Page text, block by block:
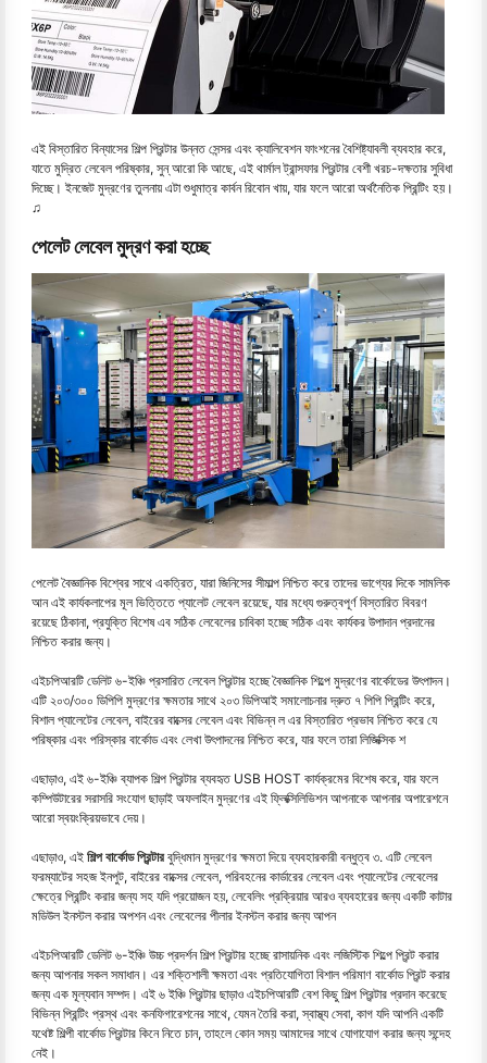
এই বিস্তারিত বিন্যাসের শিল্প প্রিন্টার উন্নত সেন্সর এবং ক্যালিবেশন ফাংশনের বৈশিষ্ট্যাবলী ব্যবহার করে,
যাতে মুদ্রিত লেবেল পরিষ্কার, সুন্ আরো কি আছে, এই থার্মাল ট্রান্সফার প্রিন্টার বেশী খরচ-দক্ষতার সুবিধা
দিচ্ছে। ইনজেট মুদ্রণের তুলনায় এটা শুধুমাত্র কার্বন রিবোন খায়, যার ফলে আরো অর্থনৈতিক প্রিন্টিং হয়।
♫
পেলেট লেবেল মুদ্রণ করা হচ্ছে
পেলেট বৈজ্ঞানিক বিশ্বের সাথে একত্রিত, যারা জিনিসের সীমাল্প নিশ্চিত করে তাদের ভাগ্যের দিকে সামলিক
আন এই কার্যকলাপের মূল ভিত্তিতে প্যালেট লেবেল রয়েছে, যার মধ্যে গুরুত্বপূর্ণ বিস্তারিত বিবরণ
রয়েছে ঠিকানা, প্রযুক্তি বিশেষ এব সঠিক লেবেলের চাবিকা হচ্ছে সঠিক এবং কার্যকর উপাদান প্রদানের
নিশ্চিত করার জন্য।
এইচপিআরটি ডেলিট ৬-ইঞ্চি প্রসারিত লেবেল প্রিন্টার হচ্ছে বৈজ্ঞানিক শিল্পে মুদ্রণের বার্কোডের উৎপাদন।
এটি ২০৩/৩০০ ডিপিপি মুদ্রণের ক্ষমতার সাথে ২০৩ ডিপিআই সমালোচনার দ্রুত ৭ পিপি প্রিন্টিং করে,
বিশাল প্যালেটের লেবেল, বাইরের বাক্সের লেবেল এবং বিভিন্ন ল এর বিস্তারিত প্রভাব নিশ্চিত করে যে
পরিষ্কার এবং পরিস্কার বার্কোড এবং লেখা উৎপাদনের নিশ্চিত করে, যার ফলে তারা লিজিক্সিক শ
এছাড়াও, এই ৬-ইঞ্চি ব্যাপক শিল্প প্রিন্টার ব্যবহৃত USB HOST কার্যক্রমের বিশেষ করে, যার ফলে
কম্পিউটারের সরাসরি সংযোগ ছাড়াই অফলাইন মুদ্রণের এই ফ্লিক্সিলিভিশন আপনাকে আপনার অপারেশনে
আরো স্বয়ংক্রিয়ভাবে দেয়।
এছাড়াও, এই শিল্প বার্কোড প্রিন্টারবুদ্ধিমান মুদ্রণের ক্ষমতা দিয়ে ব্যবহারকারী বন্ধুত্ব ৩. এটি লেবেল
ফরম্যাটের সহজ ইনপুট, বাইরের বাক্সের লেবেল, পরিবহনের কার্ডারের লেবেল এবং প্যালেটের লেবেলের
ক্ষেত্রে প্রিন্টিং করার জন্য সহ যদি প্রয়োজন হয়, লেবেলিং প্রক্রিয়ার আরও ব্যবহারের জন্য একটি কাটার
মডিউল ইনস্টল করার অপশন এবং লেবেলের পীলার ইনস্টল করার জন্য আপন
এইচপিআরটি ডেলিট ৬-ইঞ্চি উচ্চ প্রদর্শন শিল্প প্রিন্টার হচ্ছে রাসায়নিক এবং লজিস্টিক শিল্পে প্রিন্ট করার
জন্য আপনার সকল সমাধান। এর শক্তিশালী ক্ষমতা এবং প্রতিযোগিতা বিশাল পরিমাণ বার্কোড প্রিন্ট করার
জন্য এক মূল্যবান সম্পদ। এই ৬ ইঞ্চি প্রিন্টার ছাড়াও এইচপিআরটি বেশ কিছু শিল্প প্রিন্টার প্রদান করেছে
বিভিন্ন প্রিন্টিং প্রস্থ এবং কনফিগারেশনের সাথে, যেমন তৈরি করা, স্বাস্থ্য সেবা, কাগ যদি আপনি একটি
যথেষ্ট শিল্পী বার্কোড প্রিন্টার কিনে নিতে চান, তাহলে কোন সময় আমাদের সাথে যোগাযোগ করার জন্য সন্দেহ
নেই।